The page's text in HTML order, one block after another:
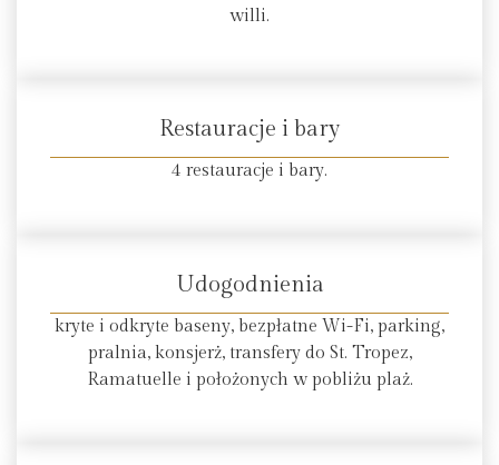
willi.
Restauracje i bary
4 restauracje i bary.
Udogodnienia
kryte i odkryte baseny, bezpłatne Wi-Fi, parking,
pralnia, konsjerż, transfery do St. Tropez,
Ramatuelle i położonych w pobliżu plaż.